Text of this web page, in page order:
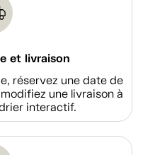
et livraison
réservez une date de
une livraison à
interactif.